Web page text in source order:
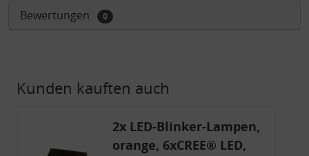
Bewertungen 0
Kunden kauften auch
2x LED-Blinker-Lampen,
orange, 6xCREE® LED,